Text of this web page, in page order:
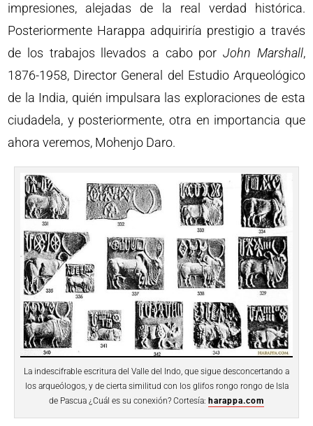
impresiones, alejadas de la real verdad histórica.
Posteriormente Harappa adquiriría prestigio a través
de los trabajos llevados a cabo porJohn Marshall,
1876-1958, Director General del Estudio Arqueológico
de la India, quién impulsara las exploraciones de esta
ciudadela, y posteriormente, otra en importancia que
ahora veremos, Mohenjo Daro.
La indescifrable escritura del Valle del Indo, que sigue desconcertando a
los arqueólogos, y de cierta similitud con los glifos rongo rongo de Isla
de Pascua ¿Cuál es su conexión? Cortesía: harappa.com